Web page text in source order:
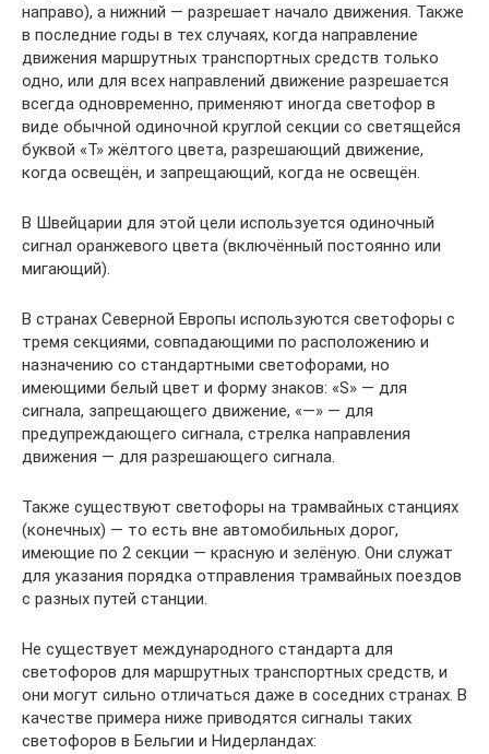
направо), а нижний — разрешает начало движения. Также
в последние годы в тех случаях, когда направление
движения маршрутных транспортных средств только
одно, или для всех направлений движение разрешается
всегда одновременно, применяют иногда светофор в
виде обычной одиночной круглой секции со светящейся
буквой «Т» жёлтого цвета, разрешающий движение,
когда освещён, и запрещающий, когда не освещён.
В Швейцарии для этой цели используется одиночный
сигнал оранжевого цвета (включённый постоянно или
мигающий).
В странах Северной Европы используются светофоры с
тремя секциями, совпадающими по расположению и
назначению со стандартными светофорами, но
имеющими белый цвет и форму знаков: «S» — для
сигнала, запрещающего движение, «—» — для
предупреждающего сигнала, стрелка направления
движения — для разрешающего сигнала.
Также существуют светофоры на трамвайных станциях
(конечных) — то есть вне автомобильных дорог,
имеющие по 2 секции — красную и зелёную. Они служат
для указания порядка отправления трамвайных поездов
с разных путей станции.
Не существует международного стандарта для
светофоров для маршрутных транспортных средств, и
они могут сильно отличаться даже в соседних странах. В
качестве примера ниже приводятся сигналы таких
светофоров в Бельгии и Нидерландах: